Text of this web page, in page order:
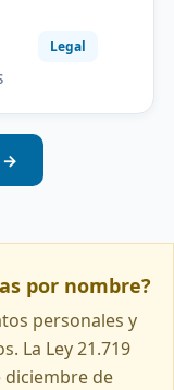
Legal
→
por nombre?
personales y
La Ley 21.719
diciembre de